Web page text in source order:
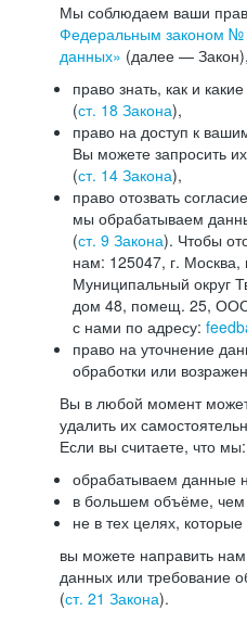
Мы соблюдаем ваши
Федеральным законом №
данных» (далее —
право знать, как и
(ст. 18 Закона),
право на доступ к
Вы можете запросить
(ст. 14 Закона),
право отозвать
мы обрабатываем
(ст. 9 Закона). Чтобы
нам: 125047, г. Москва,
Муниципальный округ
дом 48, помещ. 25, ООО
с нами по адресу:
право на уточнение
обработки или
Вы в любой момент
удалить их
Если вы считаете, что мы:
обрабатываем данные
в большем объёме, чем
не в тех целях,
вы можете направить
данных или требование
(ст. 21 Закона).